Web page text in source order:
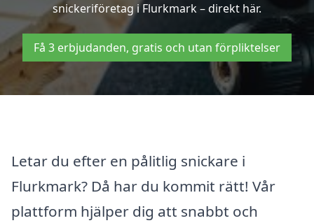
snickeriföretag i Flurkmark – direkt här.
Få 3 erbjudanden, gratis och utan förpliktelser
Letar du efter en pålitlig snickare i
Flurkmark? Då har du kommit rätt! Vår
plattform hjälper dig att snabbt och